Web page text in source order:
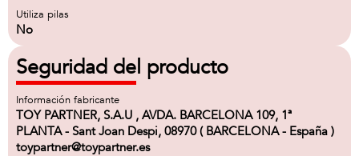
Utiliza pilas
No
Seguridad del producto
Información fabricante
TOY PARTNER, S.A.U , AVDA. BARCELONA 109, 1ª
PLANTA - Sant Joan Despi, 08970 ( BARCELONA - España )
toypartner@toypartner.es